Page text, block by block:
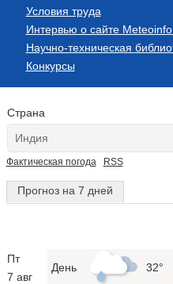
Условия труда
Интервью о сайте
Научно-техническая
Конкурсы
Страна
Фактическая погода RSS
Прогноз на 7 дней
Пт
7 авг
День 32°